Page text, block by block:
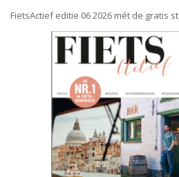
FietsActief editie 06 2026 mét de gratis